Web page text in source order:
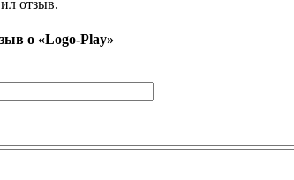
отзыв.
о «Logo-Play»